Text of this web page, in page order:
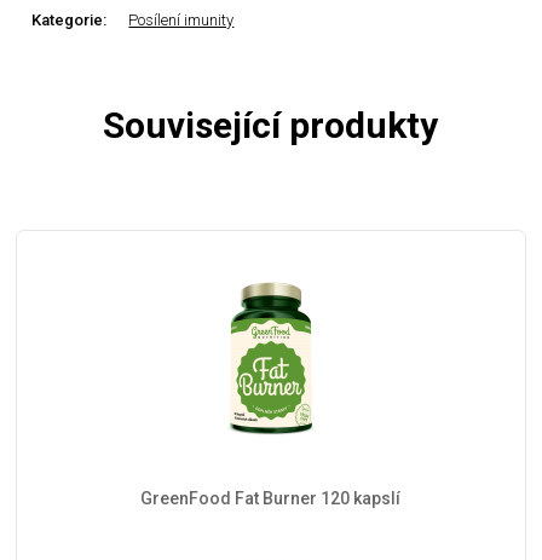
Kategorie:
Posílení imunity
Související produkty
GreenFood Fat Burner 120 kapslí